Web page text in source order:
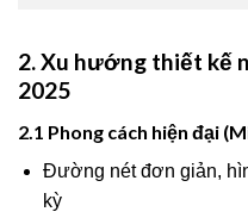
2. Xu hướng thiết kế
2025
2.1 Phong cách hiện đại
Đường nét đơn giản,
kỳ